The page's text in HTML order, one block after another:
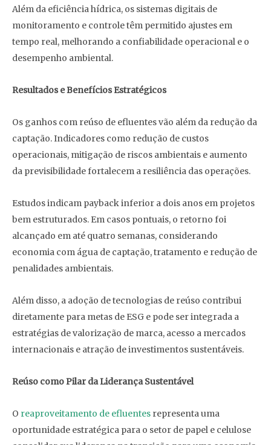
Além da eficiência hídrica, os sistemas digitais de
monitoramento e controle têm permitido ajustes em
tempo real, melhorando a confiabilidade operacional e o
desempenho ambiental.
Resultados e Benefícios Estratégicos
Os ganhos com reúso de efluentes vão além da redução da
captação. Indicadores como redução de custos
operacionais, mitigação de riscos ambientais e aumento
da previsibilidade fortalecem a resiliência das operações.
Estudos indicam payback inferior a dois anos em projetos
bem estruturados. Em casos pontuais, o retorno foi
alcançado em até quatro semanas, considerando
economia com água de captação, tratamento e redução de
penalidades ambientais.
Além disso, a adoção de tecnologias de reúso contribui
diretamente para metas de ESG e pode ser integrada a
estratégias de valorização de marca, acesso a mercados
internacionais e atração de investimentos sustentáveis.
Reúso como Pilar da Liderança Sustentável
O reaproveitamento de efluentes representa uma
oportunidade estratégica para o setor de papel e celulose